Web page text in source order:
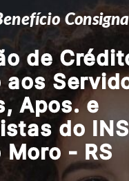
de
aos
Apos. e
do
Moro - RS